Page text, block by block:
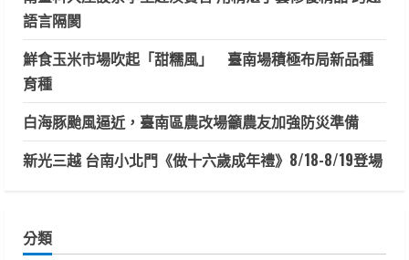
語言隔閡
鮮食玉米市場吹起「甜糯風」 臺南場積極布局新品種
育種
白海豚颱風逼近，臺南區農改場籲農友加強防災準備
新光三越 台南小北門《做十六歲成年禮》8/18-8/19登場
分類